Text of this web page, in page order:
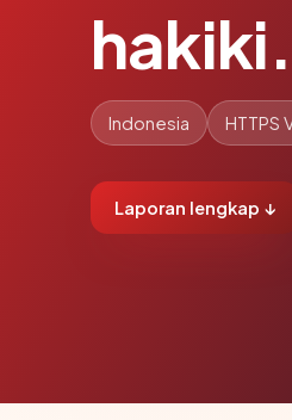
Indonesia HTTPS
Laporan lengkap ↓